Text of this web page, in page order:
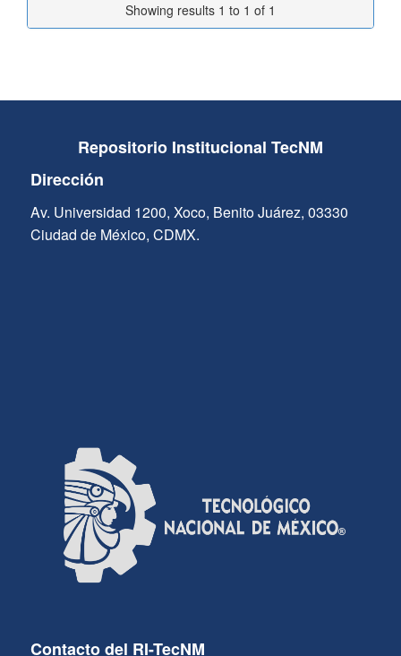
Showing results 1 to 1 of 1
Repositorio Institucional TecNM
Dirección
Av. Universidad 1200, Xoco, Benito Juárez, 03330
Ciudad de México, CDMX.
Contacto del RI-TecNM